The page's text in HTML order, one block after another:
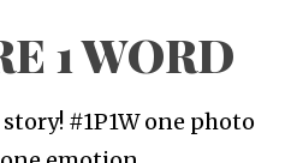
1 WORD
#1P1W one photo